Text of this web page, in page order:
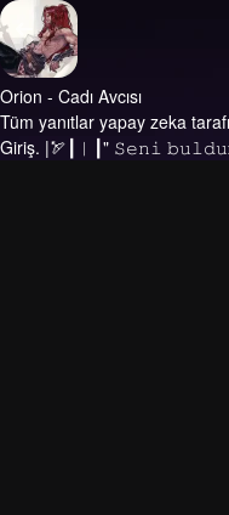
Orion - Cadı Avcısı
Tüm yanıtlar yapay zeka
Giriş. |🏹┃︳┃" 𝚂𝚎𝚗𝚒